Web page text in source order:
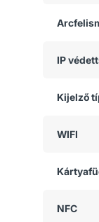
IP
Kijelző
WIFI
NFC